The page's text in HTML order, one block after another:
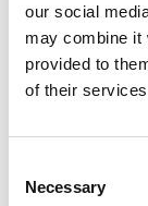
our social
may combine it
provided to
of their
Selection
Necessary
En bref, une
batteries.
Notre
compenser les
batterie